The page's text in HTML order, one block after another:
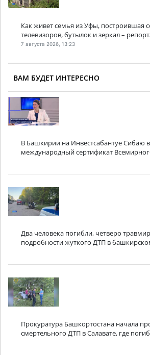
Как живет семья из Уфы, построившая
телевизоров, бутылок и зеркал –
7 августа 2026, 13:23
ВАМ БУДЕТ ИНТЕРЕСНО
В Башкирии на Инвестсабантуе Сибаю
международный сертификат
Два человека погибли, четверо
подробности жуткого ДТП в
Прокуратура Башкортостана начала
смертельного ДТП в Салавате, где